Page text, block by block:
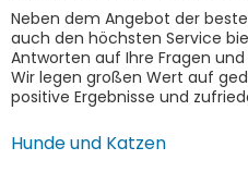
Neben dem Angebot der
auch den höchsten Service
Antworten auf Ihre Fragen
Wir legen großen Wert auf
positive Ergebnisse und
Hunde und Katzen